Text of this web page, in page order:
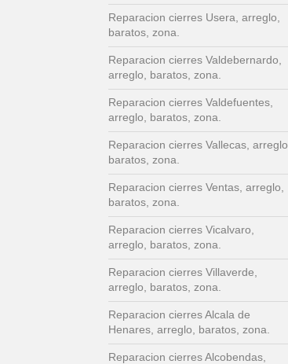
Reparacion cierres Usera, arreglo,
baratos, zona.
Reparacion cierres Valdebernardo,
arreglo, baratos, zona.
Reparacion cierres Valdefuentes,
arreglo, baratos, zona.
Reparacion cierres Vallecas, arreglo,
baratos, zona.
Reparacion cierres Ventas, arreglo,
baratos, zona.
Reparacion cierres Vicalvaro,
arreglo, baratos, zona.
Reparacion cierres Villaverde,
arreglo, baratos, zona.
Reparacion cierres Alcala de
Henares, arreglo, baratos, zona.
Reparacion cierres Alcobendas,